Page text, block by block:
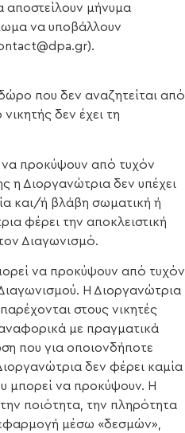
μήνυμα
να υποβάλλουν
που δεν αναζητείται από
δεν έχει τη
να προκύψουν από τυχόν
η Διοργανώτρια δεν υπέχει
και/ή βλάβη σωματική ή
φέρει την αποκλειστική
Διαγωνισμό.
να προκύψουν από τυχόν
Η Διοργανώτρια
στους νικητές
με πραγματικά
που για οποιονδήποτε
δεν φέρει καμία
μπορεί να προκύψουν. Η
ποιότητα, την πληρότητα
μέσω «δεσμών»,